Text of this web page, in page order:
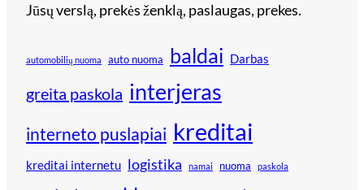
Jūsų verslą, prekės ženklą, paslaugas, prekes.
automobilių nuoma auto nuoma baldai Darbas
greita paskola interjeras
interneto puslapiai kreditai
kreditai internetu logistika namai nuoma paskola